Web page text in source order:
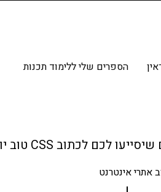
הספרים שלי ללימוד תכנות
אתרי אינטרנט